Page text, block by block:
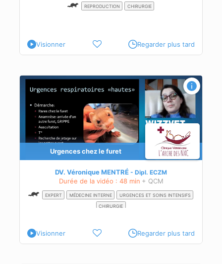
REPRODUCTION CHIRURGIE
Visionner Regarder plus tard
Urgences chez le furet
DV. Véronique MENTRÉ Dipl. ECZM
Durée de la vidéo : 48 min + QCM
EXPERT MÉDECINE INTERNE
URGENCES ET SOINS INTENSIFS
CHIRURGIE
Visionner Regarder plus tard